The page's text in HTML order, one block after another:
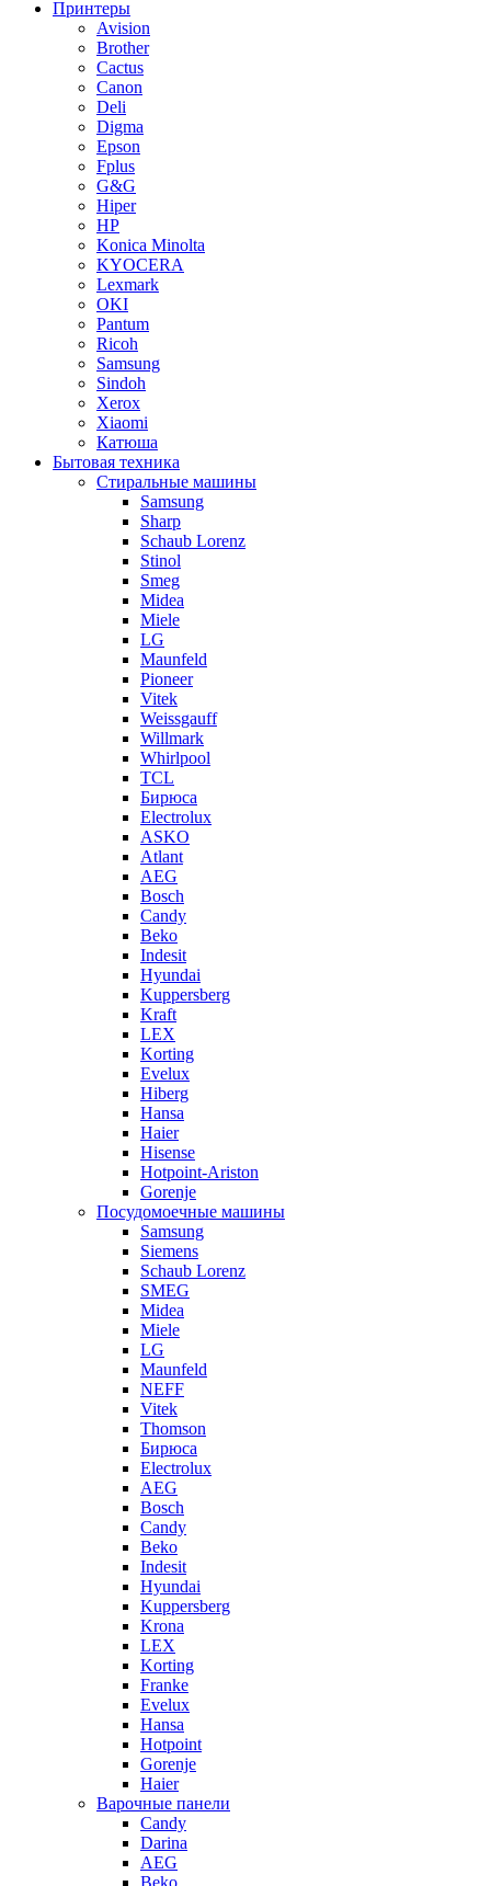
Принтеры
Avision
Brother
Cactus
Canon
Deli
Digma
Epson
Fplus
G&G
Hiper
HP
Konica Minolta
KYOCERA
Lexmark
OKI
Pantum
Ricoh
Samsung
Sindoh
Xerox
Xiaomi
Катюша
Бытовая техника
Стиральные машины
Samsung
Sharp
Schaub Lorenz
Stinol
Smeg
Midea
Miele
LG
Maunfeld
Pioneer
Vitek
Weissgauff
Willmark
Whirlpool
TCL
Бирюса
Electrolux
ASKO
Atlant
AEG
Bosch
Candy
Beko
Indesit
Hyundai
Kuppersberg
Kraft
LEX
Korting
Evelux
Hiberg
Hansa
Haier
Hisense
Hotpoint-Ariston
Gorenje
Посудомоечные машины
Samsung
Siemens
Schaub Lorenz
SMEG
Midea
Miele
LG
Maunfeld
NEFF
Vitek
Thomson
Бирюса
Electrolux
AEG
Bosch
Candy
Beko
Indesit
Hyundai
Kuppersberg
Krona
LEX
Korting
Franke
Evelux
Hansa
Hotpoint
Gorenje
Haier
Варочные панели
Candy
Darina
AEG